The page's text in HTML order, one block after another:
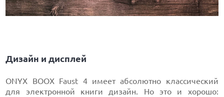
Дизайн и дисплей
ONYX BOOX Faust 4 имеет абсолютно классический
для электронной книги дизайн. Но это и хорошо: